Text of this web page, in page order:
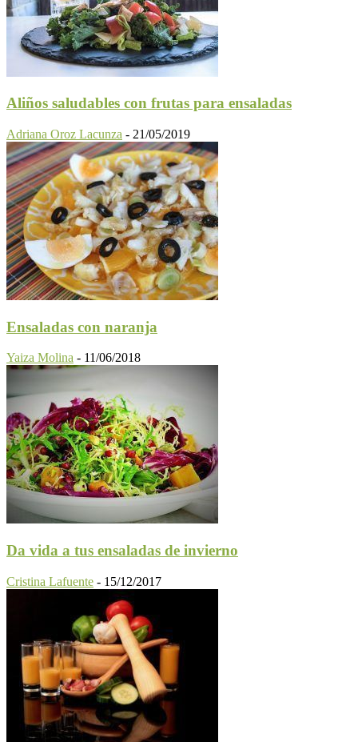
Aliños saludables con frutas para ensaladas
Adriana Oroz Lacunza - 21/05/2019
Ensaladas con naranja
Yaiza Molina - 11/06/2018
Da vida a tus ensaladas de invierno
Cristina Lafuente - 15/12/2017